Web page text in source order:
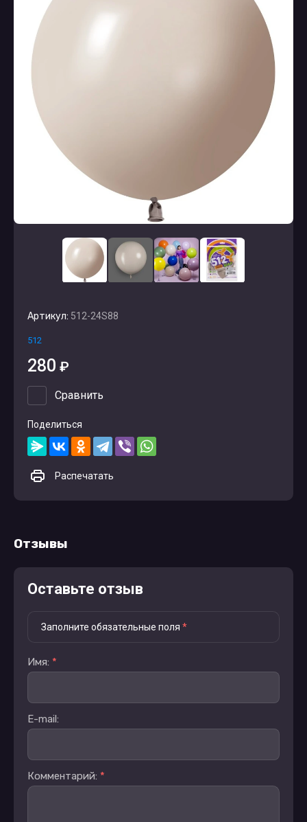
Артикул: 512-24S88
512
280 ₽
Сравнить
Поделиться
Распечатать
Отзывы
Оставьте отзыв
Заполните обязательные поля *
Имя: *
E-mail:
Комментарий: *